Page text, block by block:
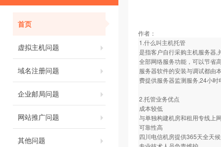
首页
虚拟主机问题
域名注册问题
企业邮局问题
网站推广问题
其他问题
作者：
1.什么叫主机托管
是指客户自行采购主机服务器
全部网络服务功能，可以节省
服务器软件的安装与调试都由
费提供服务器监测服务,24小
2.托管业务优点
成本较低
与单独构建机房和租用专线上
可靠性高
四川电信机房提供365天全天